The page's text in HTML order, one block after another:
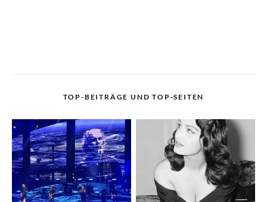
TOP-BEITRÄGE UND TOP-SEITEN